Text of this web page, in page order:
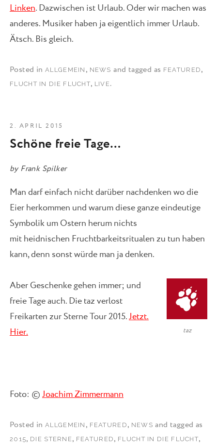
Linken. Dazwischen ist Urlaub. Oder wir machen was
anderes. Musiker haben ja eigentlich immer Urlaub.
Ätsch. Bis gleich.
Posted in ALLGEMEIN , NEWS and tagged as FEATURED ,
FLUCHT IN DIE FLUCHT, LIVE.
Schöne freie Tage…
by Frank Spilker
2. APRIL 2015
Man darf einfach nicht darüber nachdenken wo die
Eier herkommen und warum diese ganze eindeutige
Symbolik um Ostern herum nichts
mit heidnischen Fruchtbarkeitsritualen zu tun haben
kann, denn sonst würde man ja denken.
taz
Aber Geschenke gehen immer; und
freie Tage auch. Die taz verlost
Freikarten zur Sterne Tour 2015.Jetzt.
Hier.
Foto: ©Joachim Zimmermann
Posted in ALLGEMEIN , FEATURED , NEWS and tagged as
2015, DIE STERNE, FEATURED , FLUCHT IN DIE FLUCHT,